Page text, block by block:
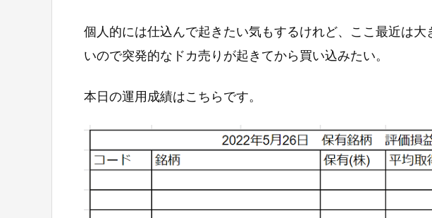
個人的には仕込んで起きたい気もするけれど、ここ最近は
いので突発的なドカ売りが起きてから買い込みたい。
本日の運用成績はこちらです。